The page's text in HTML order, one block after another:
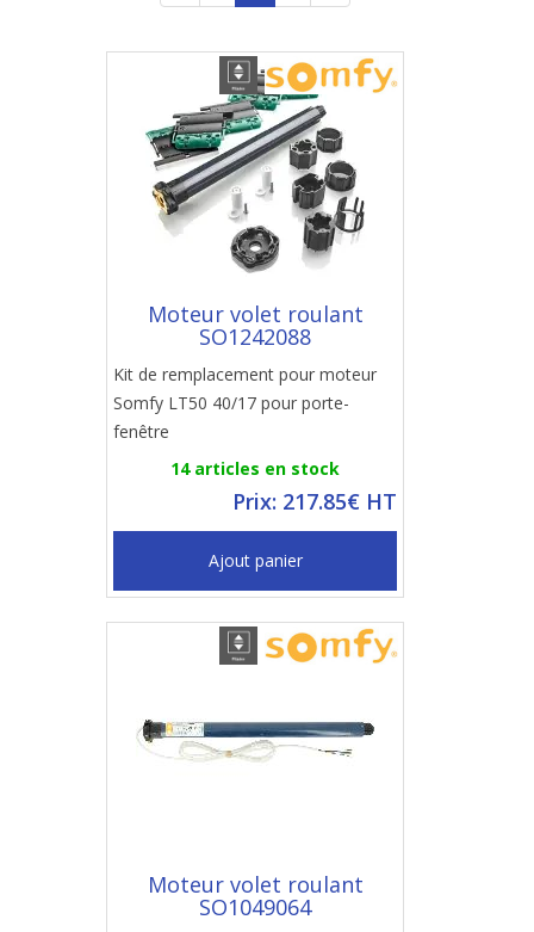
Moteur volet roulant
SO1242088
Kit de remplacement pour moteur
Somfy LT50 40/17 pour porte-
fenêtre
14 articles en stock
Prix: 217.85€ HT
Ajout panier
Moteur volet roulant
SO1049064